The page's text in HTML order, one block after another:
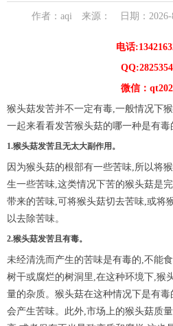
作者：aqi 来源： 日期：2026-
电话
微信：
猴头菇发苦并不一定有毒,一般情况下
一起来看看发苦猴头菇的哪一种是有毒
1.猴头菇发苦且无太大副作用。
因为猴头菇的根部有一些苦味,所以将
生一些苦味,这类情况下苦的猴头菇是
带来的苦味,可将猴头菇切去苦味,或将
以去除苦味。
2.猴头菇发苦且有毒。
未经清洗而产生的苦味是有毒的,不能
树干或腐烂的树洞里,在这种环境下,猴
量的杂质。猴头菇在这种情况下是有
会产生苦味。此外,市场上的猴头菇质